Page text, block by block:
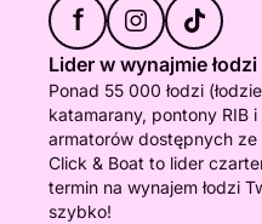
f
Lider w wynajmie łodzi
Ponad 55 000 łodzi
katamarany, pontony RIB
armatorów dostępnych
Click & Boat to lider
termin na wynajem łodzi
szybko!